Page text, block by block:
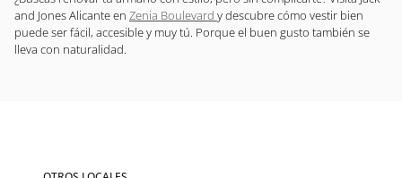
and Jones Alicante en Zenia Boulevard y descubre cómo vestir bien
puede ser fácil, accesible y muy tú. Porque el buen gusto también se
lleva con naturalidad.